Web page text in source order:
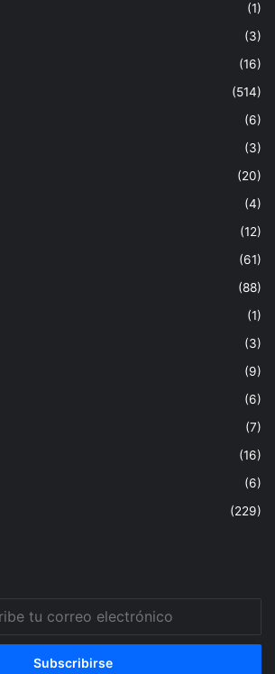
(1)
(3)
(16)
(514)
(6)
(3)
(20)
(4)
(12)
(61)
(88)
(1)
(3)
(9)
(6)
(7)
(16)
(6)
(229)